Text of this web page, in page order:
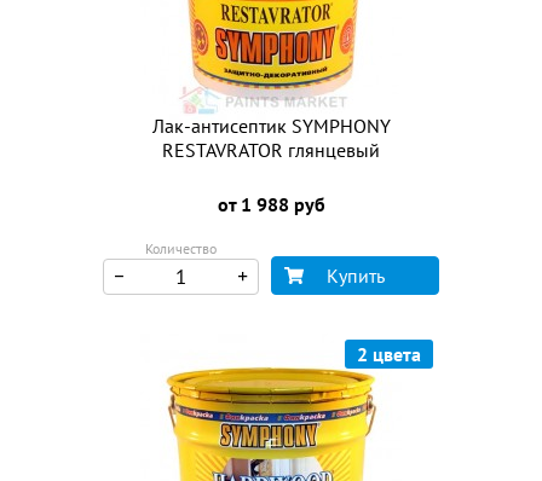
Лак-антисептик SYMPHONY
RESTAVRATOR глянцевый
от 1 988 руб
Количество
Купить
2 цвета